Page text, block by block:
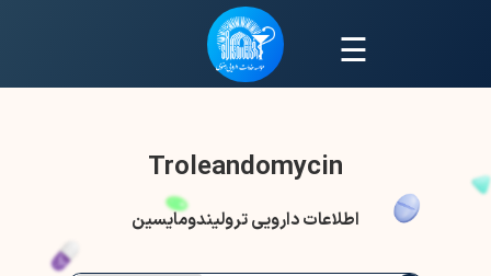
☰
Troleandomycin
اطلاعات دارویی ترولیندومایسین